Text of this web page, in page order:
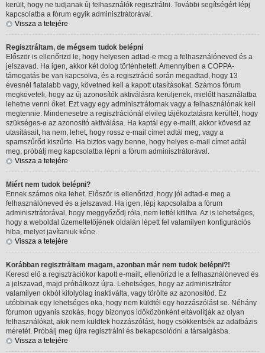
került, hogy ne tudjanak új felhasználók regisztrálni. További segítségért lépj
kapcsolatba a fórum egyik adminisztrátorával.
Vissza a tetejére
Regisztráltam, de mégsem tudok belépni
Először is ellenőrizd le, hogy helyesen adtad-e meg a felhasználóneved és a
jelszavad. Ha igen, akkor két dolog történhetett. Amennyiben a COPPA-
támogatás be van kapcsolva, és a regisztráció során megadtad, hogy 13
évesnél fiatalabb vagy, követned kell a kapott utasításokat. Számos fórum
megköveteli, hogy az új azonosítók aktiválásra kerüljenek, mielőtt használatba
lehetne venni őket. Ezt vagy egy adminisztrátornak vagy a felhasználónak kell
megtennie. Mindenesetre a regisztrációnál elvileg tájékoztatásra kerültél, hogy
szükséges-e az azonosító aktiválása. Ha kaptál egy e-mailt, akkor kövesd az
utasításait, ha nem, lehet, hogy rossz e-mail címet adtál meg, vagy a
spamszűrőd kiszűrte. Ha biztos vagy benne, hogy helyes e-mail címet adtál
meg, próbálj meg kapcsolatba lépni a fórum adminisztrátorával.
Vissza a tetejére
Miért nem tudok belépni?
Ennek számos oka lehet. Először is ellenőrizd, hogy jól adtad-e meg a
felhasználóneved és a jelszavad. Ha igen, lépj kapcsolatba a fórum
adminisztrátorával, hogy meggyőződj róla, nem lettél kitiltva. Az is lehetséges,
hogy a weboldal üzemeltetőjének oldalán lépett fel valamilyen konfigurációs
hiba, melyet javítaniuk kéne.
Vissza a tetejére
Korábban regisztráltam magam, azonban már nem tudok belépni?!
Keresd elő a regisztrációkor kapott e-mailt, ellenőrizd le a felhasználóneved és
a jelszavad, majd próbálkozz újra. Lehetséges, hogy az adminisztrátor
valamilyen okból kifolyólag inaktiválta, vagy törölte az azonosítód. Ez
utóbbinak egy lehetséges oka, hogy nem küldtél egy hozzászólást se. Néhány
fórumon ugyanis szokás, hogy bizonyos időközönként eltávolítják az olyan
felhasználókat, akik nem küldtek hozzászólást, hogy csökkentsék az adatbázis
méretét. Próbálj meg újra regisztrálni és bekapcsolódni a társalgásba.
Vissza a tetejére